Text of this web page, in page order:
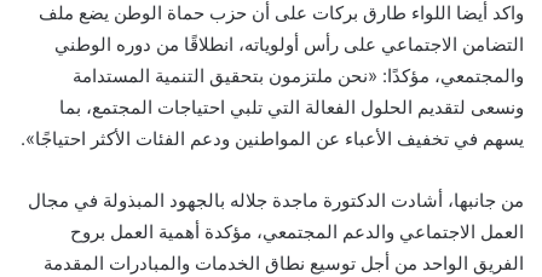
واكد أيضا اللواء طارق بركات على أن حزب حماة الوطن يضع ملف
التضامن الاجتماعي على رأس أولوياته، انطلاقًا من دوره الوطني
والمجتمعي، مؤكدًا: «نحن ملتزمون بتحقيق التنمية المستدامة
ونسعى لتقديم الحلول الفعالة التي تلبي احتياجات المجتمع، بما
يسهم في تخفيف الأعباء عن المواطنين ودعم الفئات الأكثر احتياجًا».
من جانبها، أشادت الدكتورة ماجدة جلاله بالجهود المبذولة في مجال
العمل الاجتماعي والدعم المجتمعي، مؤكدة أهمية العمل بروح
الفريق الواحد من أجل توسيع نطاق الخدمات والمبادرات المقدمة